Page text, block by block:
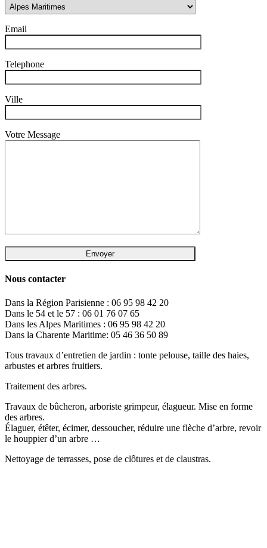
Email
Telephone
Ville
Votre Message
Nous contacter
Dans la Région Parisienne : 06 95 98 42 20
Dans le 54 et le 57 : 06 01 76 07 65
Dans les Alpes Maritimes : 06 95 98 42 20
Dans la Charente Maritime: 05 46 36 50 89
Tous travaux d’entretien de jardin : tonte pelouse, taille des haies,
arbustes et arbres fruitiers.
Traitement des arbres.
Travaux de bûcheron, arboriste grimpeur, élagueur. Mise en forme
des arbres.
Élaguer, étêter, écimer, dessoucher, réduire une flèche d’arbre, revoir
le houppier d’un arbre …
Nettoyage de terrasses, pose de clôtures et de claustras.